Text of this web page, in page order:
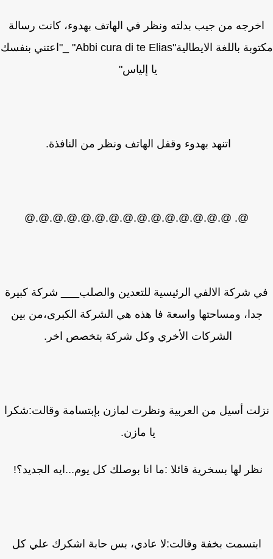
من جيب بدلته ونظر في الهاتف بهدوء، كانت رسالة
مكتوبة باللغة الايطالية"Abbi cura di te Elias" _"اعتني بنفسك
يا إلياس"
اتنهد بهدوء وقفل الهاتف ونظر من النافذة.
@. @.@.@.@.@.@.@.@.@.@.@.@.@.@.@
شركة الالفي الرئيسية للتعدين والصلب___ شركة كبيرة
جدا، ومساحتها واسعة فا هذه هي الشركة الكبرى،من بين
الشركات الأخري وكل شركة بتخصص اخر.
أسيل من العربية ونظرت لمازن بإبتسامة وقالت:شكرا
يا مازن.
نظر لها بسخرية قائلا :ما انا بوصلك كل يوم...ايه الجديد؟!
ابتسمت بخفة وقالت:لا عادي، بس حابة اشكرك علي كل